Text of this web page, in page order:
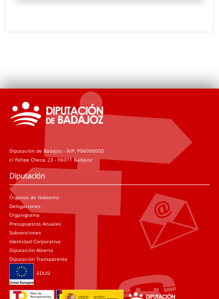
Un video proyectará un documental sobre el antes y
Diputación de Badajoz - NIF: P0600000D
c/ Felipe Checa, 23 - 06071 Badajoz
Diputación
Órganos de Gobierno
Delegaciones
Organigrama
Presupuestos Anuales
Subvenciones
Identidad Corporativa
Diputación Abierta
Diputación Transparente
EDUSI